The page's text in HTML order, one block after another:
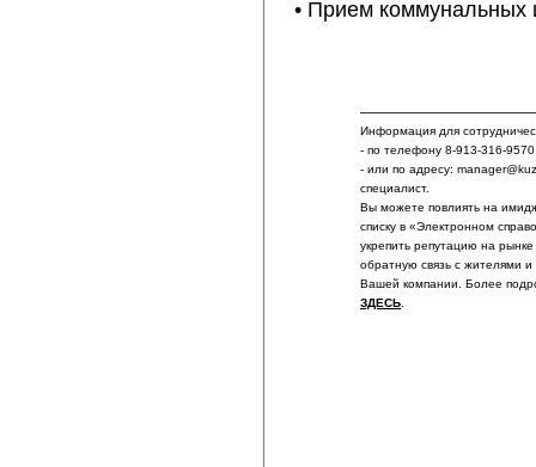
• Прием коммунальных
Информация для
- по телефону 8-913-316-9570
- или по адресу:
специалист.
Вы можете повлиять на
списку в «Электронном
укрепить репутацию на
обратную связь с жителями и
Вашей компании. Более
ЗДЕСЬ